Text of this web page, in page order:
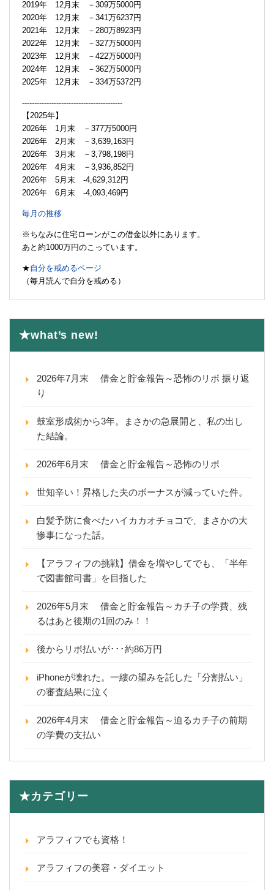
2019年 12月末 －309万5000円
2020年 12月末 －341万6237円
2021年 12月末 －280万8923円
2022年 12月末 －327万5000円
2023年 12月末 －422万5000円
2024年 12月末 －362万5000円
2025年 12月末 －334万5372円
-----------------------------------------
【2025年】
2026年 1月末 －377万5000円
2026年 2月末 －3,639,163円
2026年 3月末 －3,798,198円
2026年 4月末 －3,936,852円
2026年 5月末 -4,629,312円
2026年 6月末 -4,093,469円
毎月の推移
※ちなみに住宅ローンがこの借金以外にあります。
あと約1000万円のこっています。
★自分を戒めるページ
（毎月読んで自分を戒める）
★what’s new!
2026年7月末 借金と貯金報告～恐怖のリボ 振り返
り
鼓室形成術から3年。まさかの急展開と、私の出し
た結論。
2026年6月末 借金と貯金報告～恐怖のリボ
世知辛い！昇格した夫のボーナスが減っていた件。
白髪予防に食べたハイカカオチョコで、まさかの大
惨事になった話。
【アラフィフの挑戦】借金を増やしてでも、「半年
で図書館司書」を目指した
2026年5月末 借金と貯金報告～カチ子の学費、残
るはあと後期の1回のみ！！
後からリボ払いが･･･約86万円
iPhoneが壊れた。一縷の望みを託した「分割払い」
の審査結果に泣く
2026年4月末 借金と貯金報告～迫るカチ子の前期
の学費の支払い
★カテゴリー
アラフィフでも資格！
アラフィフの美容・ダイエット